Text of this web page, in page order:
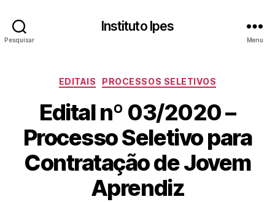
Pesquisar
Instituto Ipes
Menu
Categorias
EDITAIS PROCESSOS SELETIVOS
Edital nº 03/2020 –
Processo Seletivo para
Contratação de Jovem
Aprendiz